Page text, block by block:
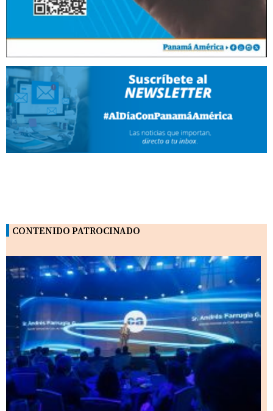
CONTENIDO PATROCINADO